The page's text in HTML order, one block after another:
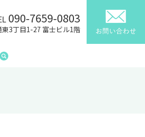
090-7659-0803
3丁目1-27 富士ビル1階